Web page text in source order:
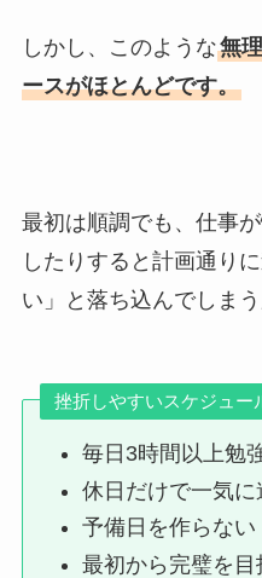
しかし、このような無
ースがほとんどです。
最初は順調でも、仕事
したりすると計画通り
い」と落ち込んでしま
挫折しやすいスケジュー
毎日3時間以上勉
休日だけで一気に
予備日を作らない
最初から完璧を目